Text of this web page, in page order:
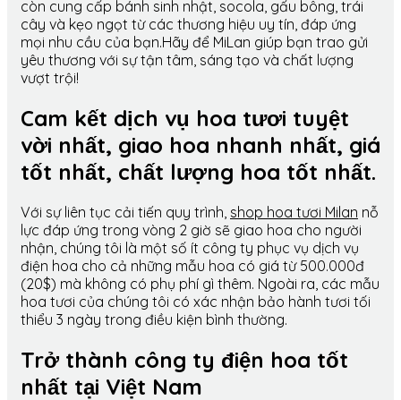
còn cung cấp bánh sinh nhật, socola, gấu bông, trái
cây và kẹo ngọt từ các thương hiệu uy tín, đáp ứng
mọi nhu cầu của bạn.Hãy để MiLan giúp bạn trao gửi
yêu thương với sự tận tâm, sáng tạo và chất lượng
vượt trội!
Cam kết dịch vụ hoa tươi tuyệt
vời nhất, giao hoa nhanh nhất, giá
tốt nhất, chất lượng hoa tốt nhất.
Với sự liên tục cải tiến quy trình, shop hoa tươi Milan nỗ
lực đáp ứng trong vòng 2 giờ sẽ giao hoa cho người
nhận, chúng tôi là một số ít công ty phục vụ dịch vụ
điện hoa cho cả những mẫu hoa có giá từ 500.000đ
(20$) mà không có phụ phí gì thêm. Ngoài ra, các mẫu
hoa tươi của chúng tôi có xác nhận bảo hành tươi tối
thiểu 3 ngày trong điều kiện bình thường.
Trở thành công ty điện hoa tốt
nhất tại Việt Nam